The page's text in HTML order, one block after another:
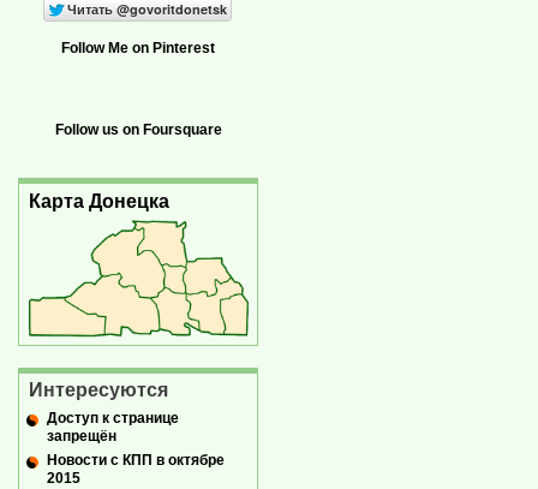
Follow Me on Pinterest
Follow us on Foursquare
Карта Донецка
Интересуются
Доступ к странице
запрещён
Новости с КПП в октябре
2015